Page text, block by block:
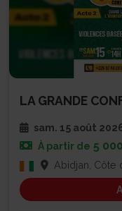
LA GRANDE
sam. 15 août
À partir de 5
Abidjan, Côte